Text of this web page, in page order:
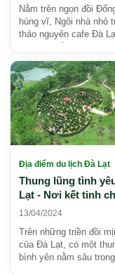
Nằm trên ngọn đồi
hùng vĩ, Ngôi nhà nhỏ
thảo nguyên cafe Đà
và lôi cuốn dành ch...
Địa điểm du lịch Đà Lạt
Thung lũng tình
Lạt - Nơi kết tinh
những câu chuyện
13/04/2024
Trên những triền đồi
của Đà Lạt, có một
bình yên nằm sâu